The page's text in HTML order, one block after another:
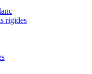
rigides